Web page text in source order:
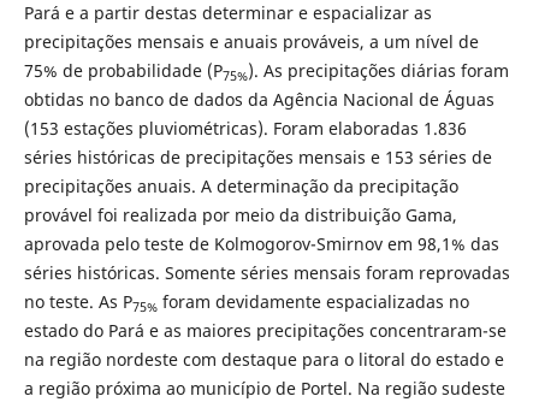
Pará e a partir destas determinar e espacializar as
precipitações mensais e anuais prováveis, a um nível de
75% de probabilidade (P75%). As precipitações diárias foram
obtidas no banco de dados da Agência Nacional de Águas
(153 estações pluviométricas). Foram elaboradas 1.836
séries históricas de precipitações mensais e 153 séries de
precipitações anuais. A determinação da precipitação
provável foi realizada por meio da distribuição Gama,
aprovada pelo teste de Kolmogorov-Smirnov em 98,1% das
séries históricas. Somente séries mensais foram reprovadas
no teste. As P75% foram devidamente espacializadas no
estado do Pará e as maiores precipitações concentraram-se
na região nordeste com destaque para o litoral do estado e
a região próxima ao município de Portel. Na região sudeste